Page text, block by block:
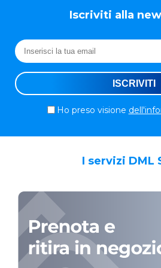
Iscriviti alla
Ho preso visione
I servizi DML